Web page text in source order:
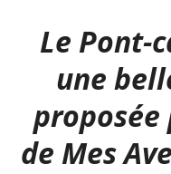
Le Pont-
une
proposée
de Mes